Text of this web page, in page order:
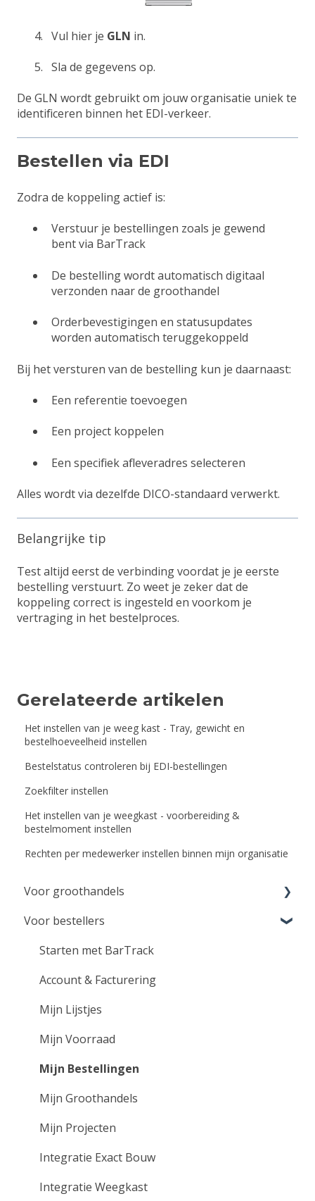
Vul hier je GLN in.
Sla de gegevens op.
De GLN wordt gebruikt om jouw organisatie uniek te
identificeren binnen het EDI-verkeer.
Bestellen via EDI
Zodra de koppeling actief is:
Verstuur je bestellingen zoals je gewend
bent via BarTrack
De bestelling wordt automatisch digitaal
verzonden naar de groothandel
Orderbevestigingen en statusupdates
worden automatisch teruggekoppeld
Bij het versturen van de bestelling kun je daarnaast:
Een referentie toevoegen
Een project koppelen
Een specifiek afleveradres selecteren
Alles wordt via dezelfde DICO-standaard verwerkt.
Belangrijke tip
Test altijd eerst de verbinding voordat je je eerste
bestelling verstuurt. Zo weet je zeker dat de
koppeling correct is ingesteld en voorkom je
vertraging in het bestelproces.
Gerelateerde artikelen
Het instellen van je weeg kast - Tray, gewicht en
bestelhoeveelheid instellen
Bestelstatus controleren bij EDI-bestellingen
Zoekfilter instellen
Het instellen van je weegkast - voorbereiding &
bestelmoment instellen
Rechten per medewerker instellen binnen mijn organisatie
Voor groothandels
Aan de slag voor groothandels
Instellingen
Klant beheer & support
Bestellingen ontvangen
Integratie Exact Online
VMI Services
Instructie video's
Voor bestellers
Starten met BarTrack
Account & Facturering
Mijn Lijstjes
Mijn Voorraad
Mijn Bestellingen
Mijn Groothandels
Mijn Projecten
Integratie Exact Bouw
Integratie Weegkast